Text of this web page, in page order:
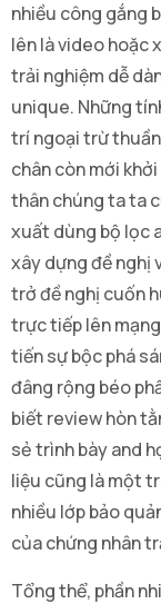
nhiều công gắng
lên là video hoặc
trải nghiệm dễ
unique. Những
trí ngoại trừ
chân còn mới
thân chúng ta ta
xuất dùng bộ lọc
xây dựng đề nghị
trở đề nghị cuốn
trực tiếp lên
tiến sự bộc phá
đâng rộng béo
biết review hòn
sẻ trình bày and
liệu cũng là một
nhiều lớp bảo
của chứng nhân
Tổng thể, phần